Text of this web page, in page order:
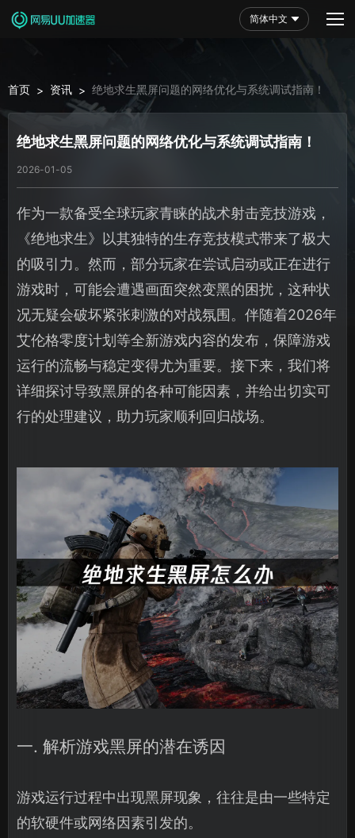
简体中文
首页 > 资讯 > 绝地求生黑屏问题的网络优化与系统调试指南！
绝地求生黑屏问题的网络优化与系统调试指南！
2026-01-05
作为一款备受全球玩家青睐的战术射击竞技游戏，
《绝地求生》以其独特的生存竞技模式带来了极大
的吸引力。然而，部分玩家在尝试启动或正在进行
游戏时，可能会遭遇画面突然变黑的困扰，这种状
况无疑会破坏紧张刺激的对战氛围。伴随着2026年
艾伦格零度计划等全新游戏内容的发布，保障游戏
运行的流畅与稳定变得尤为重要。接下来，我们将
详细探讨导致黑屏的各种可能因素，并给出切实可
行的处理建议，助力玩家顺利回归战场。
一. 解析游戏黑屏的潜在诱因
游戏运行过程中出现黑屏现象，往往是由一些特定
的软硬件或网络因素引发的。